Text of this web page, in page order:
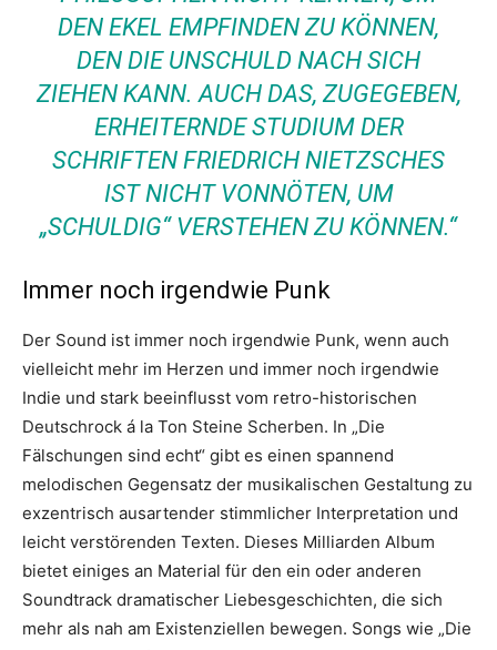
EN EKEL EMPFINDEN ZU KÖNNEN, D
EN DIE UNSCHULD NACH SICH Z
IEHEN KANN. AUCH DAS, ZUGEGEBEN, E
RHEITERNDE STUDIUM DER S
CHRIFTEN FRIEDRICH NIETZSCHES I
ST NICHT VONNÖTEN, UM „
SCHULDIG“ VERSTEHEN ZU KÖNNEN.“
Immer noch irgendwie Punk
Der Sound ist immer noch irgendwie Punk, wenn auch
vielleicht mehr im Herzen und immer noch irgendwie
Indie und stark beeinflusst vom retro-historischen
Deutschrock á la Ton Steine Scherben. In „Die
Fälschungen sind echt“ gibt es einen spannend
melodischen Gegensatz der musikalischen Gestaltung zu
exzentrisch ausartender stimmlicher Interpretation und
leicht verstörenden Texten. Dieses Milliarden Album
bietet einiges an Material für den ein oder anderen
Soundtrack dramatischer Liebesgeschichten, die sich
mehr als nah am Existenziellen bewegen. Songs wie „Die